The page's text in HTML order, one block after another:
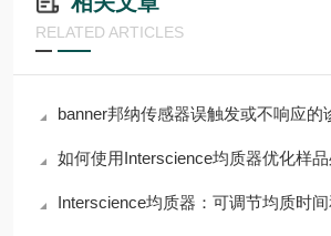
RELATED ARTICLES
banner邦纳传感器误触发或不响应的
如何使用Interscience均质器优化样品
Interscience均质器：可调节均质时间和力